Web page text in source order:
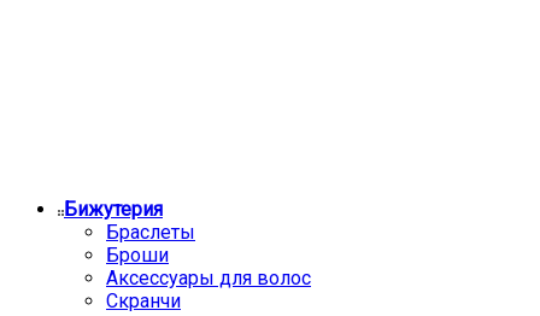
Бижутерия
Браслеты
Броши
Аксессуары для волос
Скранчи